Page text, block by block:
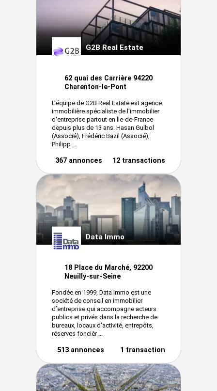
G2B Real Estate
62 quai des Carrière 94220
Charenton-le-Pont
L'équipe de G2B Real Estate est agence
immobilière spécialiste de l'immobilier
d'entreprise partout en Île-de-France
depuis plus de 13 ans. Hasan Gulbol
(Associé), Frédéric Bazil (Associé),
Philipp ...
367 annonces 12 transactions
Data Immo
18 Place du Marché, 92200
Neuilly-sur-Seine
Fondée en 1999, Data Immo est une
société de conseil en immobilier
d’entreprise qui accompagne acteurs
publics et privés dans la recherche de
bureaux, locaux d’activité, entrepôts,
réserves foncièr ...
513 annonces 1 transaction